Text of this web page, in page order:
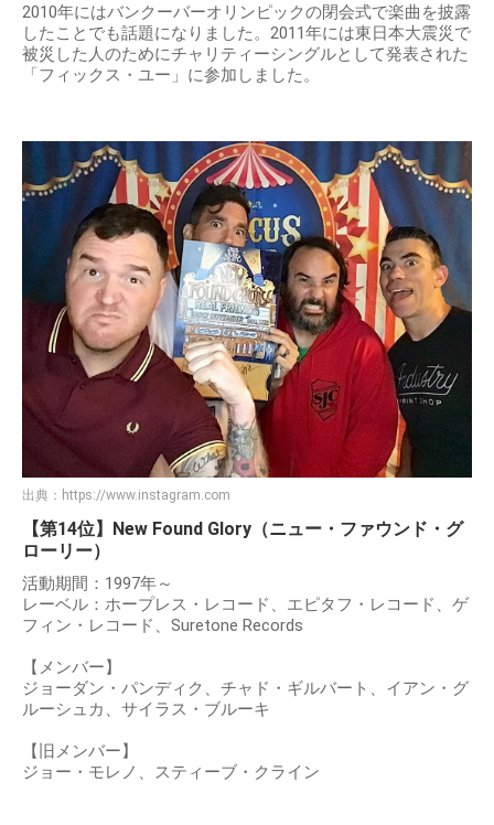
2010年にはバンクーバーオリンピックの閉会式で楽曲を披露
したことでも話題になりました。2011年には東日本大震災で
被災した人のためにチャリティーシングルとして発表された
「フィックス・ユー」に参加しました。
出典： https://www.instagram.com
【第14位】New Found Glory（ニュー・ファウンド・グ
ローリー）
活動期間：1997年～
レーベル：ホープレス・レコード、エピタフ・レコード、ゲ
フィン・レコード、Suretone Records
【メンバー】
ジョーダン・パンディク、チャド・ギルバート、イアン・グ
ルーシュカ、サイラス・ブルーキ
【旧メンバー】
ジョー・モレノ、スティーブ・クライン